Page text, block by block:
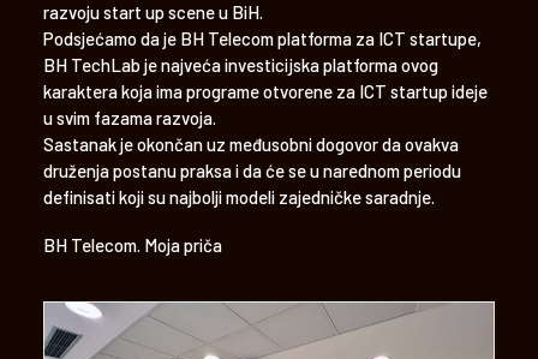
razvoju start up scene u BiH.
Podsjećamo da je BH Telecom platforma za ICT startupe,
BH TechLab je najveća investicijska platforma ovog
karaktera koja ima programe otvorene za ICT startup ideje
u svim fazama razvoja.
Sastanak je okončan uz međusobni dogovor da ovakva
druženja postanu praksa i da će se u narednom periodu
definisati koji su najbolji modeli zajedničke saradnje.
BH Telecom. Moja priča